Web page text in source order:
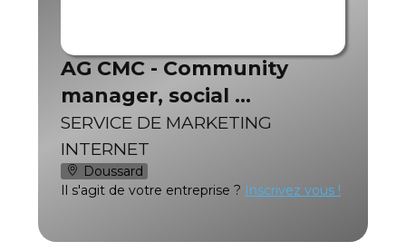
AG CMC - Community
manager, social …
SERVICE DE MARKETING
INTERNET
Doussard
Il s'agit de votre entreprise ? Inscrivez vous !